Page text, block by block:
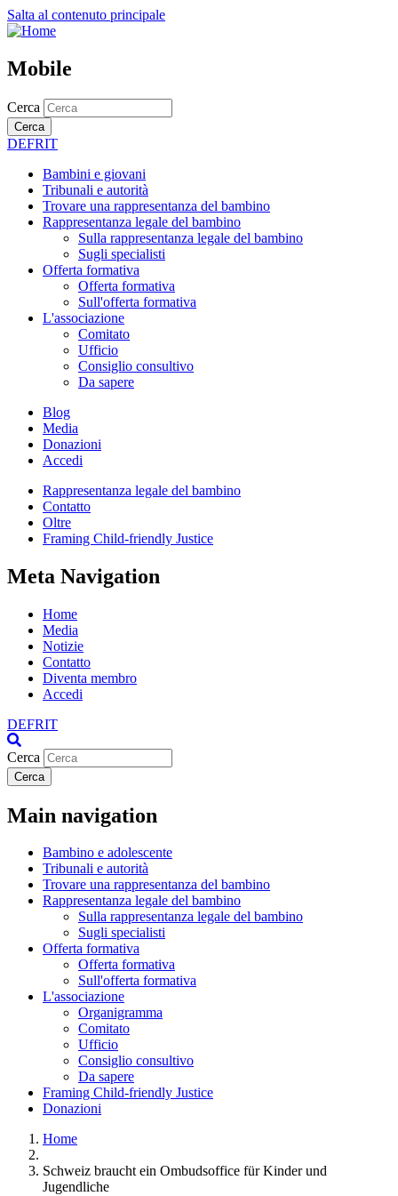
Salta al contenuto principale
Mobile
Cerca
Cerca
DEFRIT
Bambini e giovani
Tribunali e autorità
Trovare una rappresentanza del bambino
Rappresentanza legale del bambino
Sulla rappresentanza legale del bambino
Sugli specialisti
Offerta formativa
Offerta formativa
Sull'offerta formativa
L'associazione
Comitato
Ufficio
Consiglio consultivo
Da sapere
Blog
Media
Donazioni
Accedi
Rappresentanza legale del bambino
Contatto
Oltre
Framing Child-friendly Justice
Meta Navigation
Home
Media
Notizie
Contatto
Diventa membro
Accedi
DEFRIT
Cerca
Cerca
Main navigation
Bambino e adolescente
Tribunali e autorità
Trovare una rappresentanza del bambino
Rappresentanza legale del bambino
Sulla rappresentanza legale del bambino
Sugli specialisti
Offerta formativa
Offerta formativa
Sull'offerta formativa
L'associazione
Organigramma
Comitato
Ufficio
Consiglio consultivo
Da sapere
Framing Child-friendly Justice
Donazioni
Home
Schweiz braucht ein Ombudsoffice für Kinder und
Jugendliche